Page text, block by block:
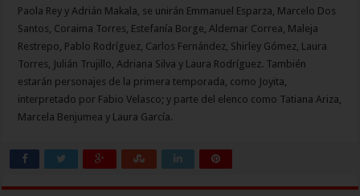
Paola Rey y Adrián Makala, se unirán Emmanuel Esparza, Marcelo Dos
Santos, Coraima Torres, Estefanía Borge, Aldemar Correa, Maleja
Restrepo, Pablo Rodríguez, Carlos Fernández, Shirley Gómez, Laura
Torres, Julián Trujillo, Adriana Silva y Laura Rodríguez. También
estarán personajes de la primera temporada, como Joyita,
interpretado por Fabio Velasco; y parte del elenco como Tatiana Ariza,
Marcela Benjumea y Laura García.